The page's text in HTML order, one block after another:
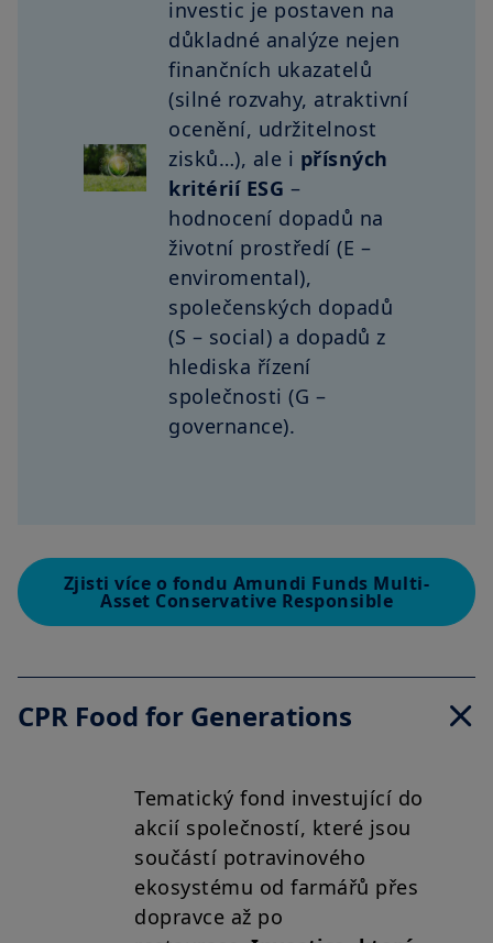
investic je postaven na
důkladné analýze nejen
finančních ukazatelů
(silné rozvahy, atraktivní
ocenění, udržitelnost
zisků…), ale i přísných
kritérií ESG –
hodnocení dopadů na
životní prostředí (E –
enviromental),
společenských dopadů
(S – social) a dopadů z
hlediska řízení
společnosti (G –
governance).
Zjisti více o fondu Amundi Funds Multi-
Asset Conservative Responsible
CPR Food for Generations
Tematický fond investující do
akcií společností, které jsou
součástí potravinového
ekosystému od farmářů přes
dopravce až po